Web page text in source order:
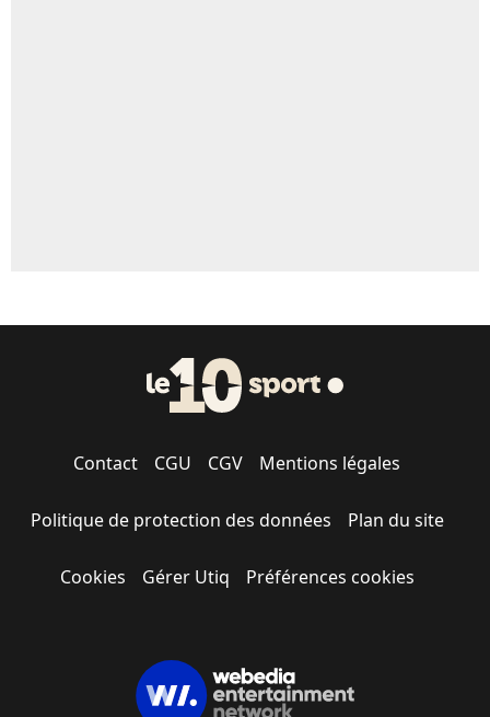
Contact CGU CGV Mentions légales
Politique de protection des données Plan du site
Cookies Gérer Utiq Préférences cookies